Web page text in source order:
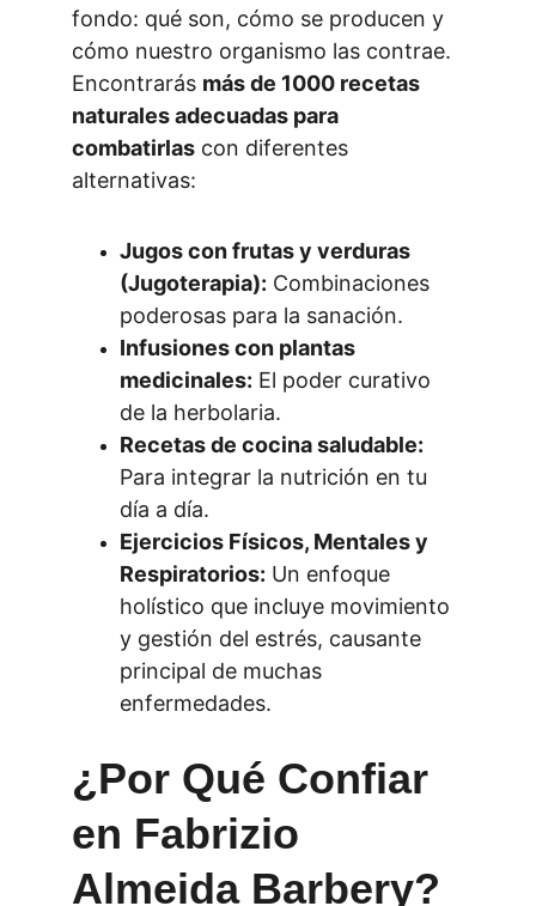
fondo: qué son, cómo se producen y
cómo nuestro organismo las contrae.
Encontrarás más de 1000 recetas
naturales adecuadas para
combatirlas con diferentes
alternativas:
Jugos con frutas y verduras
(Jugoterapia): Combinaciones
poderosas para la sanación.
Infusiones con plantas
medicinales: El poder curativo
de la herbolaria.
Recetas de cocina saludable:
Para integrar la nutrición en tu
día a día.
Ejercicios Físicos, Mentales y
Respiratorios: Un enfoque
holístico que incluye movimiento
y gestión del estrés, causante
principal de muchas
enfermedades.
¿Por Qué Confiar
en Fabrizio
Almeida Barbery?